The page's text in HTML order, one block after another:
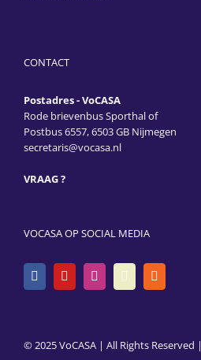
CONTACT
Postadres - VoCASA
Rode brievenbus Sporthal of
Postbus 6557, 6503 GB Nijmegen
secretaris@vocasa.nl
VRAAG ?
VOCASA OP SOCIAL MEDIA
© 2025 VoCASA | All Rights Reserved |